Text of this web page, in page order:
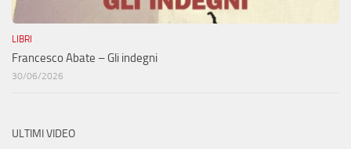
LIBRI
Francesco Abate – Gli indegni
30/06/2026
ULTIMI VIDEO